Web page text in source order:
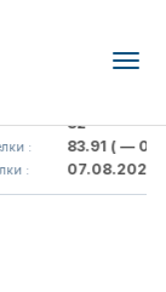
sug'urta
82
: 83.91( — 0.0 )
: 07.08.2026